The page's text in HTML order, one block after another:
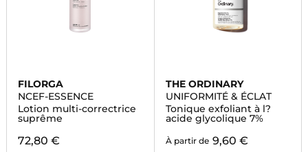
FILORGA
NCEF-ESSENCE
Lotion multi-correctrice
suprême
72,80 €
THE ORDINARY
UNIFORMITÉ & ÉCLAT
Tonique exfoliant à l?
acide glycolique 7%
À partir de 9,60 €